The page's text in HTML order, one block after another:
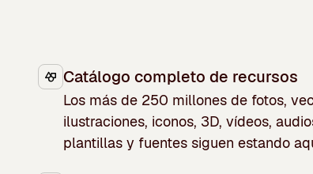
Catálogo completo de recursos
Los más de 250 millones de fotos,
ilustraciones, iconos, 3D, vídeos,
plantillas y fuentes siguen estando